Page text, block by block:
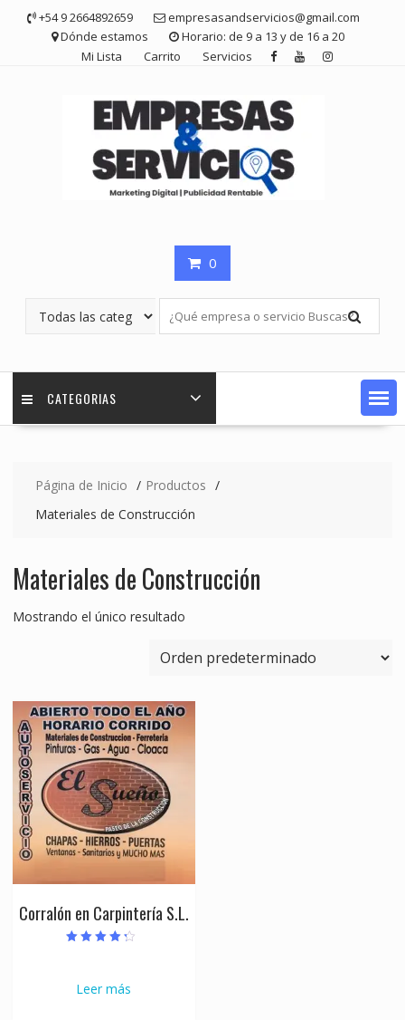
contenido
+54 9 2664892659
empresasandservicios@gmail.com
Dónde estamos
Horario: de 9 a 13 y de 16 a 20
Mi Lista
Carrito Servicios
0
CATEGORIAS
Página de Inicio
Productos
Materiales de Construcción
Materiales de Construcción
Mostrando el único resultado
Corralón en Carpintería S.L.
Leer más